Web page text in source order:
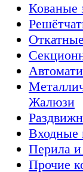
Кованые
Жалюзи
Входные
Перила
Прочие